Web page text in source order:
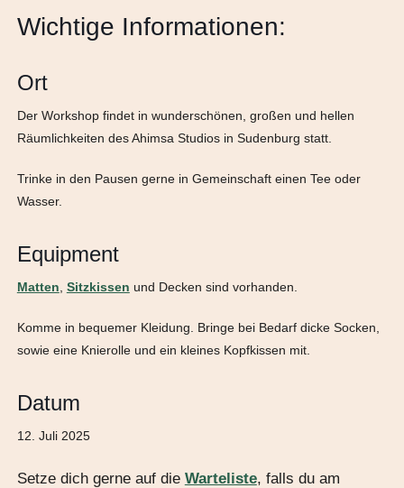
Wichtige Informationen:
Ort
Der Workshop findet in wunderschönen, großen und hellen
Räumlichkeiten des Ahimsa Studios in Sudenburg statt.
Trinke in den Pausen gerne in Gemeinschaft einen Tee oder
Wasser.
Equipment
Matten Sitzkissen und Decken sind vorhanden.
Komme in bequemer Kleidung. Bringe bei Bedarf dicke Socken,
sowie eine Knierolle und ein kleines Kopfkissen mit.
Datum
12. Juli 2025
Setze dich gerne auf die Warteliste, falls du am